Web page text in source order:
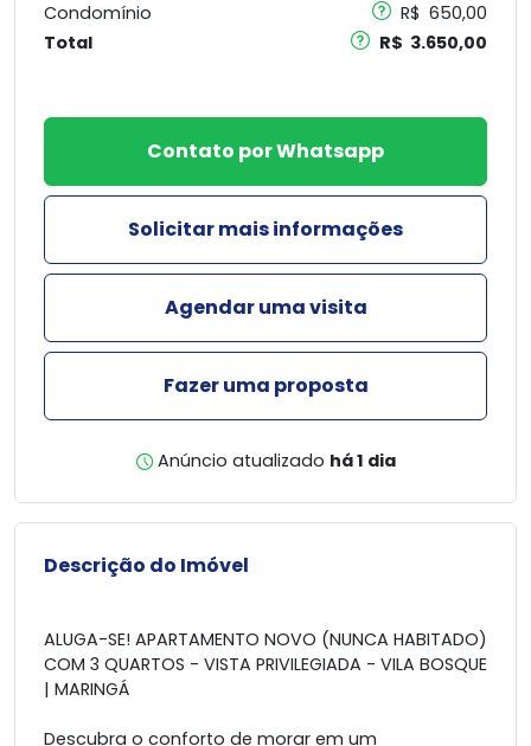
Condomínio
R$ 650,00
Total
R$ 3.650,00
Contato por Whatsapp
Solicitar mais informações
Agendar uma visita
Fazer uma proposta
Anúncio atualizado há 1 dia
Descrição do Imóvel
ALUGA-SE! APARTAMENTO NOVO (NUNCA HABITADO)
COM 3 QUARTOS - VISTA PRIVILEGIADA - VILA BOSQUE
| MARINGÁ
Descubra o conforto de morar em um